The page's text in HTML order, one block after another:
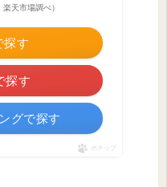
天市場調べ）
探す
探す
グで探す
ポチップ